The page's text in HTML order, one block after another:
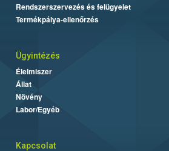
Rendszerszervezés és felügyelet
Termékpálya-ellenőrzés
Ügyintézés
Élelmiszer
Állat
Növény
Labor/Egyéb
Kapcsolat